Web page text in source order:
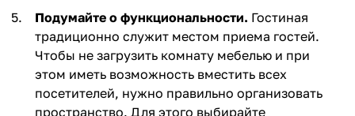
Подумайте о функциональности. Гостиная
традиционно служит местом приема гостей.
Чтобы не загрузить комнату мебелью и при
этом иметь возможность вместить всех
посетителей, нужно правильно организовать
пространство. Для этого выбирайте